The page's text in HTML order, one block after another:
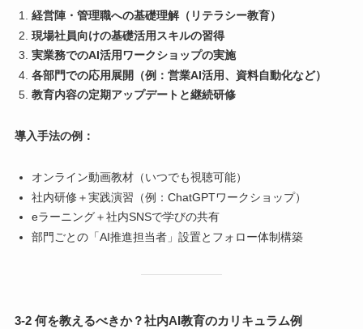
経営陣・管理職への基礎理解（リテラシー教育）
現場社員向けの基礎活用スキルの習得
実業務でのAI活用ワークショップの実施
各部門での応用展開（例：営業AI活用、資料自動化など）
教育内容の定期アップデートと継続研修
導入手法の例：
オンライン動画教材（いつでも視聴可能）
社内研修＋実践演習（例：ChatGPTワークショップ）
eラーニング＋社内SNSで学びの共有
部門ごとの「AI推進担当者」設置とフォロー体制構築
3-2 何を教えるべきか？社内AI教育のカリキュラム例